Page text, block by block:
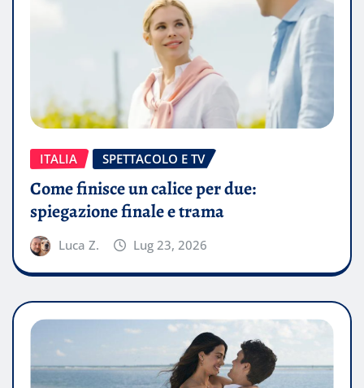
ITALIA SPETTACOLO E TV
Come finisce un calice per due:
spiegazione finale e trama
Luca Z. Lug 23, 2026